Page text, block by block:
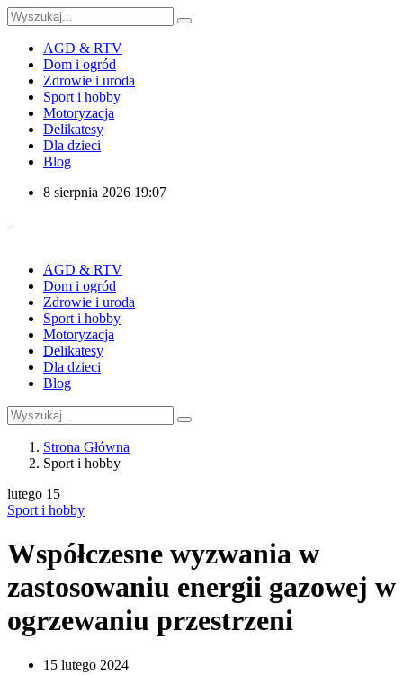
AGD & RTV
Dom i ogród
Zdrowie i uroda
Sport i hobby
Motoryzacja
Delikatesy
Dla dzieci
Blog
8 sierpnia 2026 19:07
AGD & RTV
Dom i ogród
Zdrowie i uroda
Sport i hobby
Motoryzacja
Delikatesy
Dla dzieci
Blog
Strona Główna
Sport i hobby
lutego 15
Sport i hobby
Współczesne wyzwania w
zastosowaniu energii gazowej w
ogrzewaniu przestrzeni
15 lutego 2024